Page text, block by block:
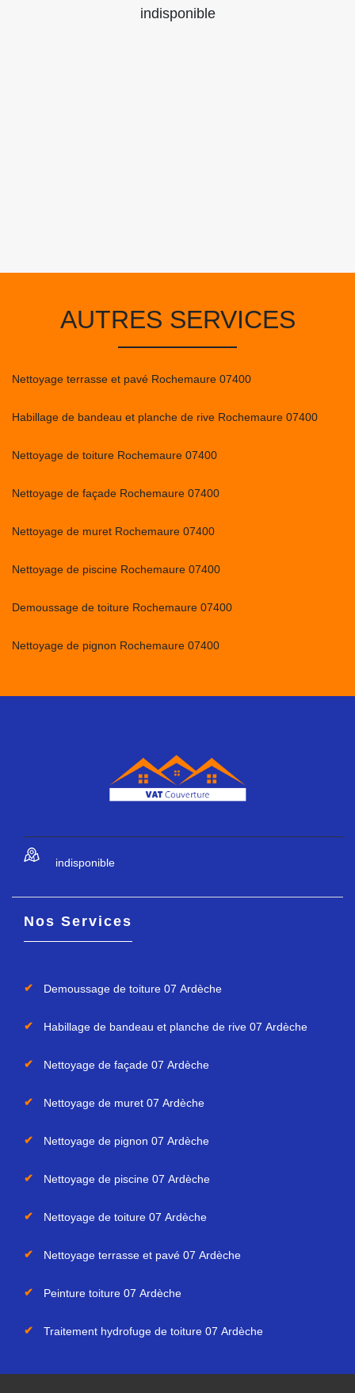
indisponible
AUTRES SERVICES
Nettoyage terrasse et pavé Rochemaure 07400
Habillage de bandeau et planche de rive Rochemaure 07400
Nettoyage de toiture Rochemaure 07400
Nettoyage de façade Rochemaure 07400
Nettoyage de muret Rochemaure 07400
Nettoyage de piscine Rochemaure 07400
Demoussage de toiture Rochemaure 07400
Nettoyage de pignon Rochemaure 07400
indisponible
Nos Services
Demoussage de toiture 07 Ardèche
Habillage de bandeau et planche de rive 07 Ardèche
Nettoyage de façade 07 Ardèche
Nettoyage de muret 07 Ardèche
Nettoyage de pignon 07 Ardèche
Nettoyage de piscine 07 Ardèche
Nettoyage de toiture 07 Ardèche
Nettoyage terrasse et pavé 07 Ardèche
Peinture toiture 07 Ardèche
Traitement hydrofuge de toiture 07 Ardèche